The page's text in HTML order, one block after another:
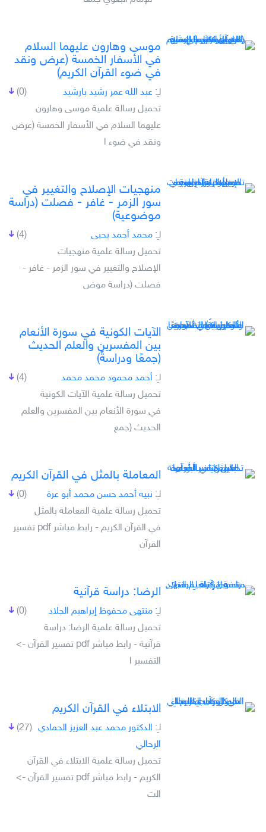
موسى وهارون عليهما السلام
في الأسفار الخمسة (عرض ونقد
في ضوء القرآن الكريم)
(0) لـِ: عبد الله عمر رشيد بارشيد
تحميل رسالة علمية موسى وهارون
عليهما السلام في الأسفار الخمسة (عرض
ونقد في ضوء ا
منهجيات الإصلاح والتغيير في
سور الزمر - غافر - فصلت (دراسة
موضوعية)
(4) لـِ: محمد أحمد يحيى
تحميل رسالة علمية منهجيات
الإصلاح والتغيير في سور الزمر - غافر -
فصلت (دراسة موض
الآيات الكونية في سورة الأنعام
بين المفسرين والعلم الحديث
(جمعًا ودراسةً)
(4) لـِ: أحمد محمود محمد محمد
تحميل رسالة علمية الآيات الكونية
في سورة الأنعام بين المفسرين والعلم
الحديث (جمع
المعاملة بالمثل في القرآن الكريم
(0) لـِ: نبيه أحمد حسن محمد أبو عرة
تحميل رسالة علمية المعاملة بالمثل
في القرآن الكريم - رابط مباشر pdf تفسير
القرآن
الرضا: دراسة قرآنية
(0) لـِ: منتهى محفوظ إبراهيم الجلاد
تحميل رسالة علمية الرضا: دراسة
قرآنية - رابط مباشر pdf تفسير القرآن ->
التفسير ا
الابتلاء في القرآن الكريم
(27) لـِ: الدكتور محمد عبد العزيز الحمادي
الرحالي
تحميل رسالة علمية الابتلاء في القرآن
الكريم - رابط مباشر pdf تفسير القرآن ->
الت